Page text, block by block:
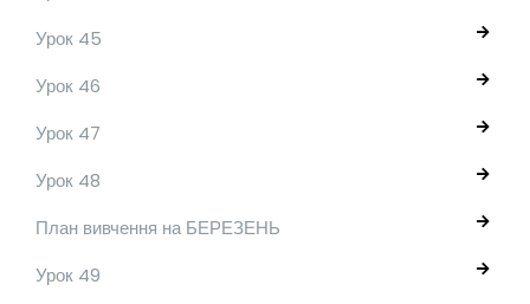
Урок 45
Урок 46
Урок 47
Урок 48
План вивчення на БЕРЕЗЕНЬ
Урок 49